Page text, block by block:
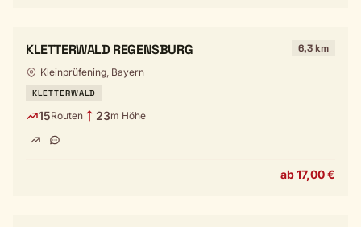
KLETTERWALD REGENSBURG 6,3 km
Kleinprüfening, Bayern
KLETTERWALD
15Routen 23m Höhe
ab 17,00 €